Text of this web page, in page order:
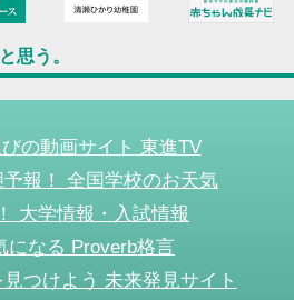
思う。
の動画サイト 東進TV
報！ 全国学校のお天気
大学情報・入試情報
になる Proverb格言
つけよう 未来発見サイト